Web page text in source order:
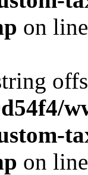
on
on